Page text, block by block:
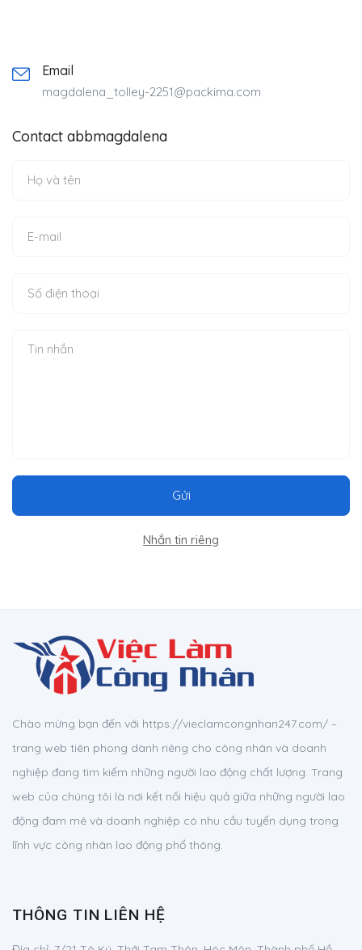
Email
magdalena_tolley-2251@packima.com
Contact abbmagdalena
Gửi
Nhắn tin riêng
Chào mừng bạn đến với https://vieclamcongnhan247.com/ –
trang web tiên phong dành riêng cho công nhân và doanh
nghiệp đang tìm kiếm những người lao động chất lượng. Trang
web của chúng tôi là nơi kết nối hiệu quả giữa những người lao
động đam mê và doanh nghiệp có nhu cầu tuyển dụng trong
lĩnh vực công nhân lao động phổ thông.
THÔNG TIN LIÊN HỆ